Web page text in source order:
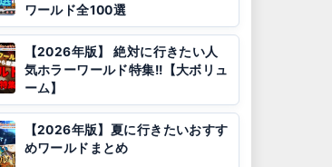
ワールド全100選
【2026年版】 絶対に行きたい人
気ホラーワールド特集!!【大ボリュ
ーム】
【2026年版】夏に行きたいおすす
めワールドまとめ